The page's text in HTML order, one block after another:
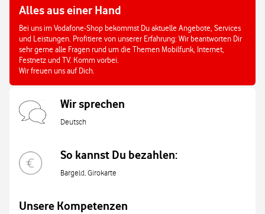
Alles aus einer Hand
Bei uns im Vodafone-Shop bekommst Du aktuelle Angebote, Services
und Leistungen. Profitiere von unserer Erfahrung: Wir beantworten Dir
sehr gerne alle Fragen rund um die Themen Mobilfunk, Internet,
Festnetz und TV. Komm vorbei.
Wir freuen uns auf Dich.
Wir sprechen
Deutsch
So kannst Du bezahlen:
Bargeld, Girokarte
Unsere Kompetenzen